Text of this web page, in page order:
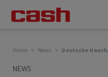
Home News Deutsche
NEWS